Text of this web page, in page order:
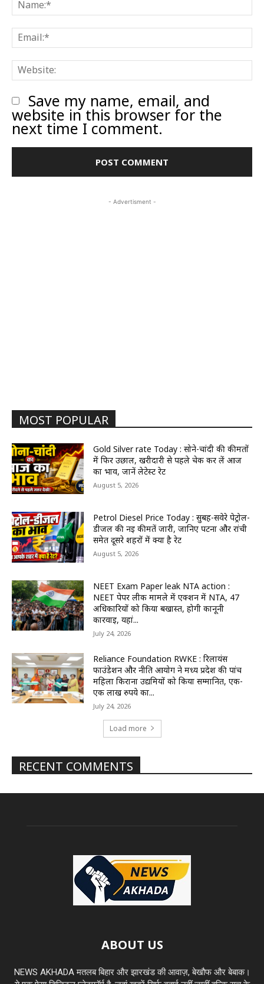
Save my name, email, and
website in this browser for the
next time I comment.
- Advertisment -
MOST POPULAR
Gold Silver rate Today : सोने-चांदी की कीमतों
में फिर उछाल, खरीदारी से पहले चेक कर लें आज
का भाव, जानें लेटेस्ट रेट
August 5, 2026
Petrol Diesel Price Today : सुबह-सवेरे पेट्रोल-
डीजल की नई कीमतें जारी, जानिए पटना और रांची
समेत दूसरे शहरों में क्या है रेट
August 5, 2026
NEET Exam Paper leak NTA action :
NEET पेपर लीक मामले में एक्शन में NTA, 47
अधिकारियों को किया बर्खास्त, होगी कानूनी
कार्रवाई, यहां...
July 24, 2026
Reliance Foundation RWKE : रिलायंस
फाउंडेशन और नीति आयोग ने मध्य प्रदेश की पांच
महिला किराना उद्यमियों को किया सम्मानित, एक-
एक लाख रुपये का...
July 24, 2026
Load more
RECENT COMMENTS
ABOUT US
NEWS AKHADA मतलब बिहार और झारखंड की आवाज़, बेखौफ और बेबाक।